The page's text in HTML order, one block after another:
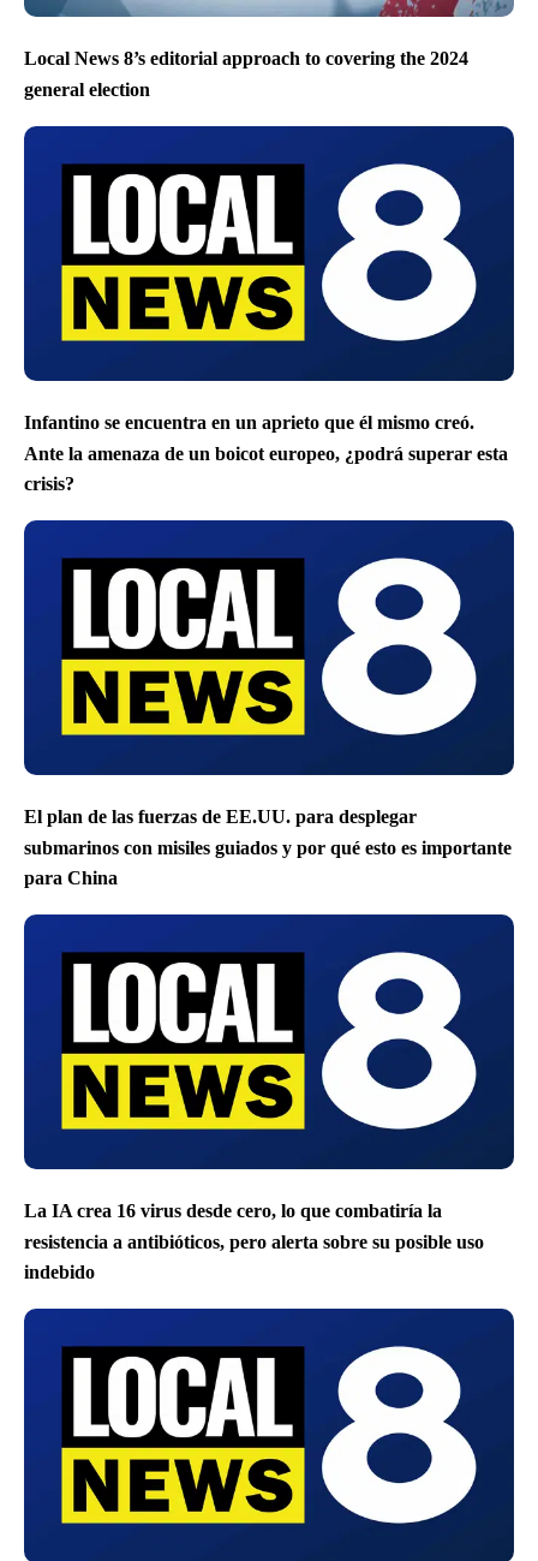
Local News 8’s editorial approach to covering the 2024
general election
Infantino se encuentra en un aprieto que él mismo creó.
Ante la amenaza de un boicot europeo, ¿podrá superar esta
crisis?
El plan de las fuerzas de EE.UU. para desplegar
submarinos con misiles guiados y por qué esto es importante
para China
La IA crea 16 virus desde cero, lo que combatiría la
resistencia a antibióticos, pero alerta sobre su posible uso
indebido